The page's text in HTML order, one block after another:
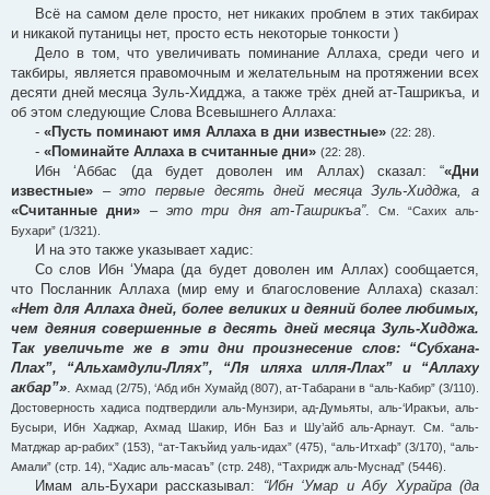
и
Всё на самом деле просто, нет никаких проблем в этих такбирах
и никакой путаницы нет, просто есть некоторые тонкости )
Дело в том, что увеличивать поминание Аллаха, среди чего и
такбиры, является правомочным и желательным на протяжении всех
десяти дней месяца Зуль-Хидджа, а также трёх дней ат-Ташрикъа, и
об этом следующие Слова Всевышнего Аллаха:
- «Пусть поминают имя Аллаха в дни известные» (22: 28).
- «Поминайте Аллаха в считанные дни» (22: 28).
Ибн ‘Аббас (да будет доволен им Аллах) сказал: “«Дни
известные» – это первые десять дней месяца Зуль-Хидджа, а
«Считанные дни» –это три дня ат-Ташрикъа”.См. “Сахих аль-
Бухари” (1/321).
И на это также указывает хадис:
Со слов Ибн ‘Умара (да будет доволен им Аллах) сообщается,
что Посланник Аллаха (мир ему и благословение Аллаха) сказал:
«Нет для Аллаха дней, более великих и деяний более любимых,
чем деяния совершенные в десять дней месяца Зуль-Хидджа.
Так увеличьте же в эти дни произнесение слов: “Субхана-
Ллах”, “Альхамдули-Ллях”, “Ля иляха илля-Ллах” и “Аллаху
акбар”» .Ахмад (2/75), ‘Абд ибн Хумайд (807), ат-Табарани в “аль-Кабир” (3/110).
Достоверность хадиса подтвердили аль-Мунзири, ад-Думьяты, аль-‘Иракъи, аль-
Бусыри, Ибн Хаджар, Ахмад Шакир, Ибн Баз и Шу’айб аль-Арнаут. См. “аль-
Матджар ар-рабих” (153), “ат-Такъйид уаль-идах” (475), “аль-Итхаф” (3/170), “аль-
Амали” (стр. 14), “Хадис аль-масаъ” (стр. 248), “Тахридж аль-Муснад” (5446).
Имам аль-Бухари рассказывал: “Ибн ‘Умар и Абу Хурайра (да